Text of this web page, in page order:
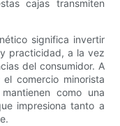
cajas transmiten
significa invertir
practicidad, a la vez
del consumidor. A
comercio minorista
como una
impresiona tanto a